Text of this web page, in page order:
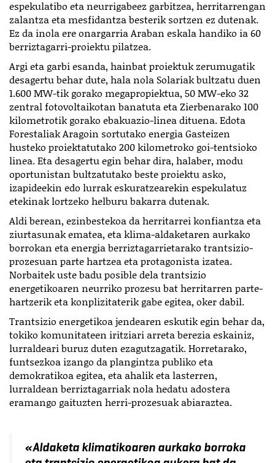
espekulatibo eta neurrigabeez garbitzea, herritarrengan
zalantza eta mesfidantza besterik sortzen ez dutenak.
Ez da inola ere onargarria Araban eskala handiko ia 60
berriztagarri-proiektu pilatzea.
Argi eta garbi esanda, hainbat proiektuk zerumugatik
desagertu behar dute, hala nola Solariak bultzatu duen
1.600 MW-tik gorako megapropiektua, 50 MW-eko 32
zentral fotovoltaikotan banatuta eta Zierbenarako 100
kilometrotik gorako ebakuazio-linea dituena. Edota
Forestaliak Aragoin sortutako energia Gasteizen
husteko proiektatutako 200 kilometroko goi-tentsioko
linea. Eta desagertu egin behar dira, halaber, modu
oportunistan bultzatutako beste proiektu asko,
izapideekin edo lurrak eskuratzearekin espekulatuz
etekinak lortzeko helburu bakarra dutenak.
Aldi berean, ezinbestekoa da herritarrei konfiantza eta
ziurtasunak ematea, eta klima-aldaketaren aurkako
borrokan eta energia berriztagarrietarako trantsizio-
prozesuan parte hartzea eta protagonista izatea.
Norbaitek uste badu posible dela trantsizio
energetikoaren neurriko prozesu bat herritarren parte-
hartzerik eta konplizitaterik gabe egitea, oker dabil.
Trantsizio energetikoa jendearen eskutik egin behar da,
tokiko komunitateen iritziari arreta berezia eskainiz,
lurraldeari buruz duten ezagutzagatik. Horretarako,
funtsezkoa izango da plangintza publiko eta
demokratikoa egitea, eta ahalik eta lasterren,
lurraldean berriztagarriak nola hedatu adostera
eramango gaituzten herri-prozesuak abiaraztea.
«Aldaketa klimatikoaren aurkako borroka